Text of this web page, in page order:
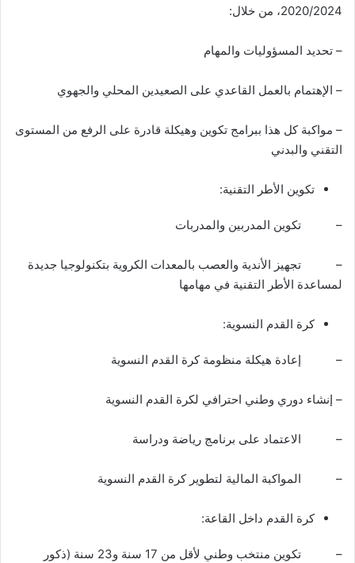
2020/2024، من خلال:
– تحديد المسؤوليات والمهام
– الإهتمام بالعمل القاعدي على الصعيدين المحلي والجهوي
– مواكبة كل هذا ببرامج تكوين وهيكلة قادرة على الرفع من المستوى
التقني والبدني
تكوين الأطر التقنية:
– تكوين المدربين والمدربات
– تجهيز الأندية والعصب بالمعدات الكروية بتكنولوجيا جديدة
لمساعدة الأطر التقنية في مهامها
كرة القدم النسوية:
– إعادة هيكلة منظومة كرة القدم النسوية
– إنشاء دوري وطني احترافي لكرة القدم النسوية
– الاعتماد على برنامج رياضة ودراسة
– المواكبة المالية لتطوير كرة القدم النسوية
كرة القدم داخل القاعة:
– تكوين منتخب وطني لأقل من 17 سنة و23 سنة (ذكور